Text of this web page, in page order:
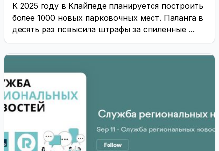
К 2025 году в Клайпеде планируется построить
более 1000 новых парковочных мест. Паланга в
десять раз повысила штрафы за спиленные ...